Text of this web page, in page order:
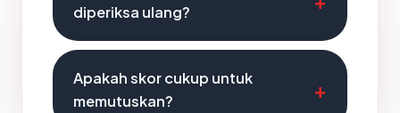
diperiksa ulang?
Apakah skor cukup untuk
memutuskan?